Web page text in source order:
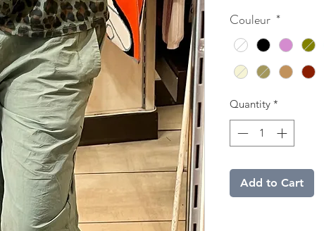
Couleur *
Quantity *
Add to Cart